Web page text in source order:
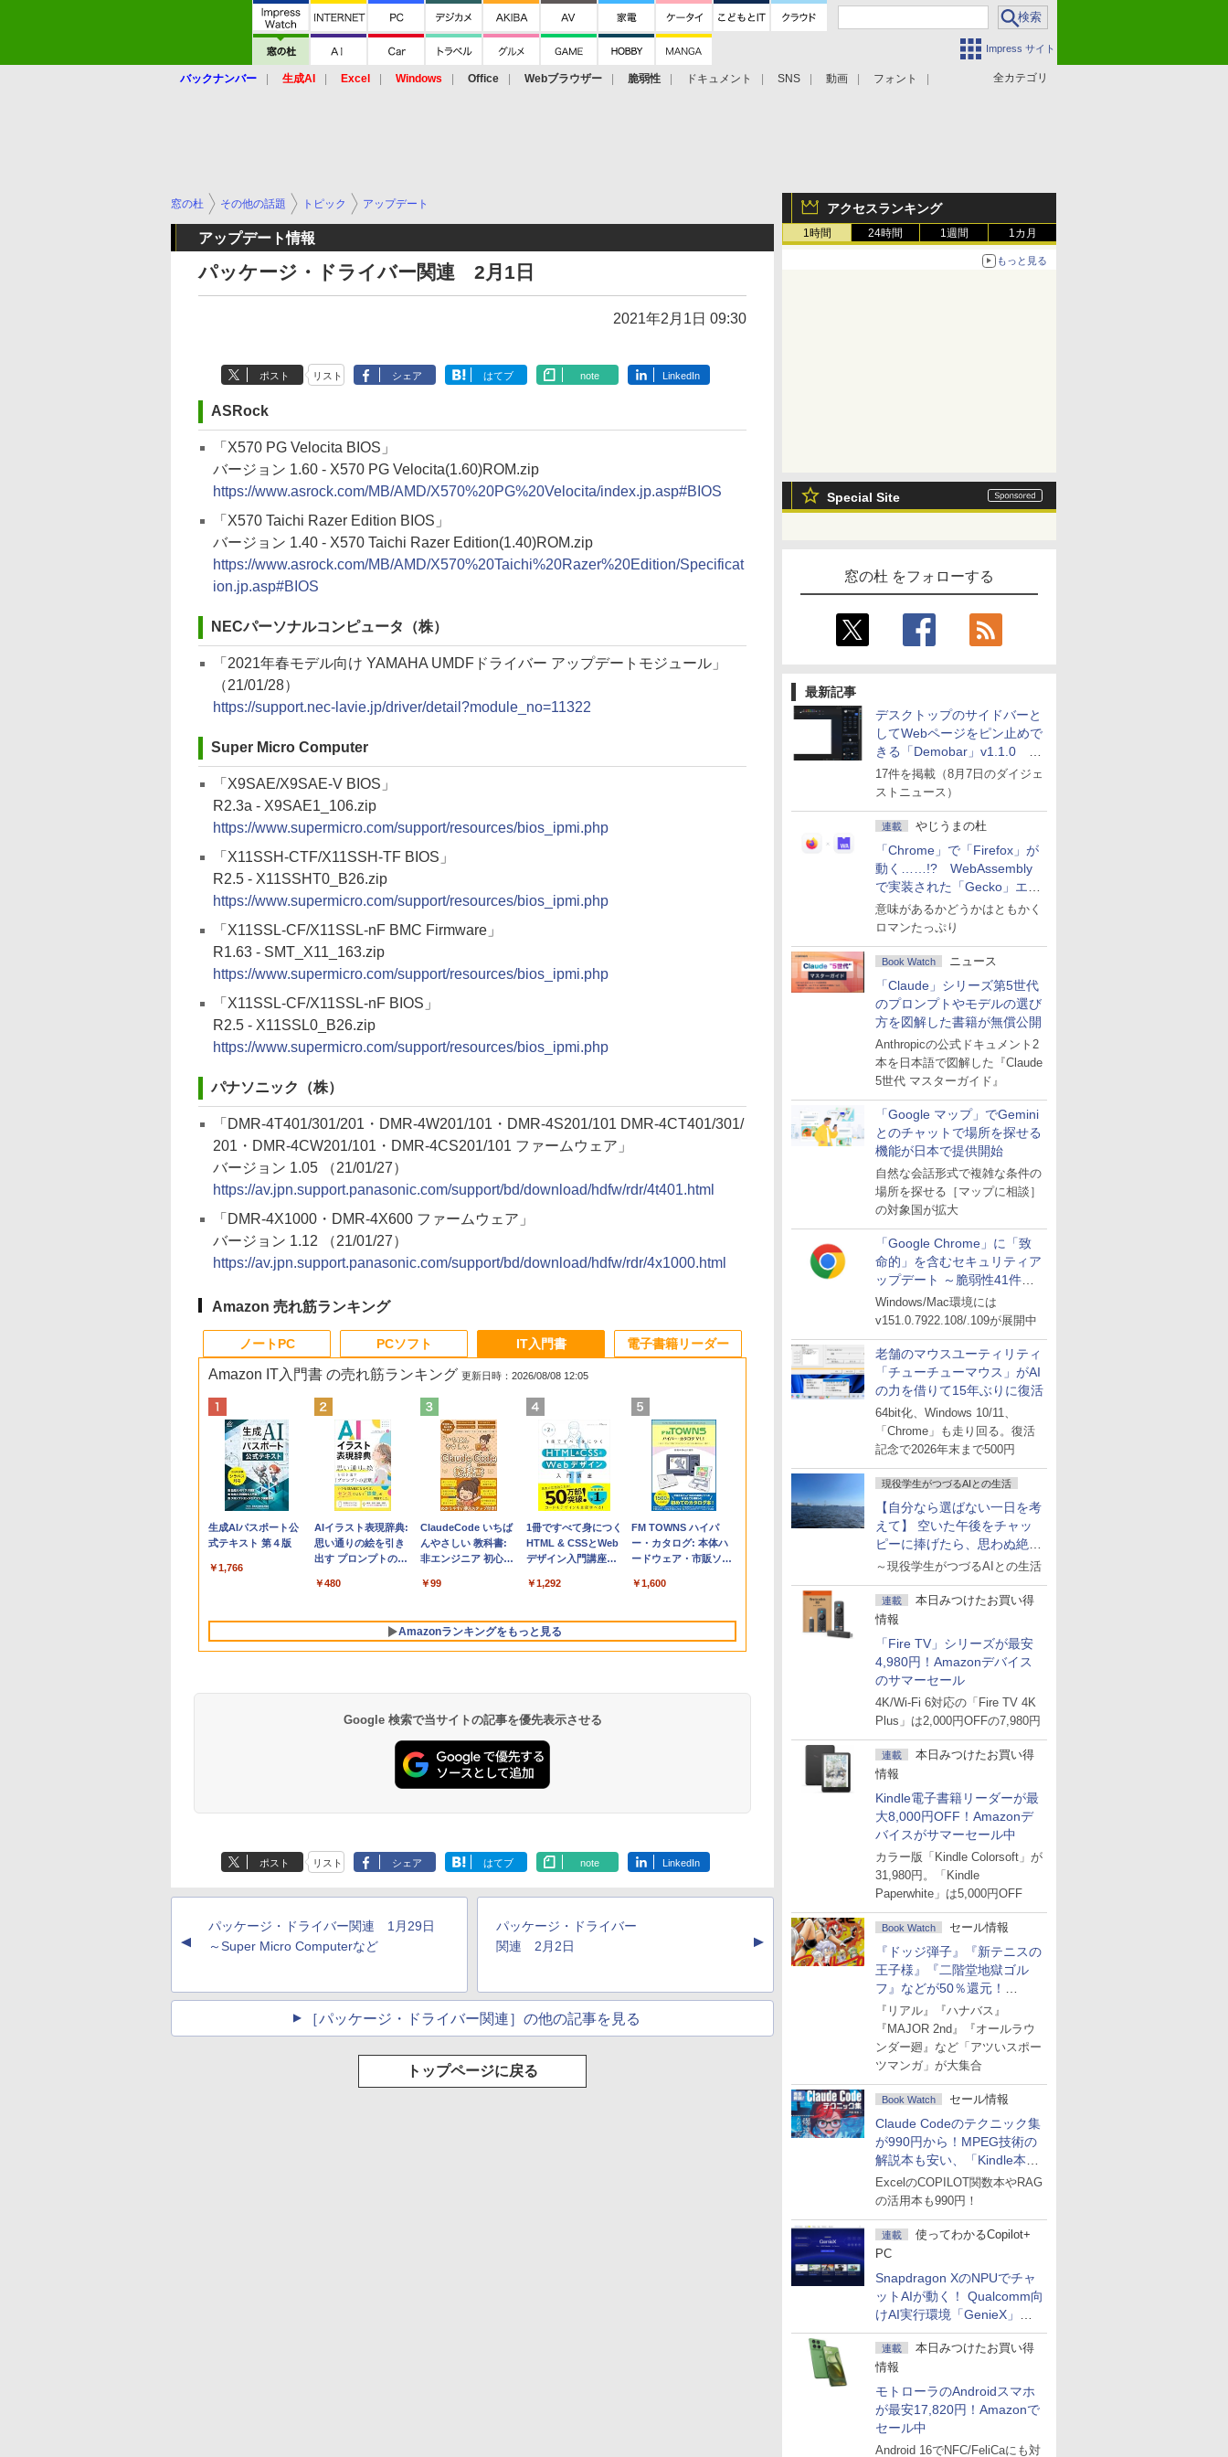
Impress サイト
全カテゴリ
バックナンバー 生成AI Excel Windows Office Webブラウザー 脆弱性 ドキュメント SNS 動画 フォント
アクセスランキング
1時間 24時間 1週間 1カ月
もっと見る
Special Site
窓の杜 をフォローする
最新記事
デスクトップのサイドバーと
してWebページをピン止めで
きる「Demobar」v1.1.0 ほ
か
17件を掲載（8月7日のダイジェ
ストニュース）
連載 やじうまの杜
「Chrome」で「Firefox」が
動く……!? WebAssembly
で実装された「Gecko」エン
ジン
意味があるかどうかはともかく
ロマンたっぷり
Book Watch ニュース
「Claude」シリーズ第5世代
のプロンプトやモデルの選び
方を図解した書籍が無償公開
Anthropicの公式ドキュメント2
本を日本語で図解した『Claude
5世代 マスターガイド』
「Google マップ」でGemini
とのチャットで場所を探せる
機能が日本で提供開始
自然な会話形式で複雑な条件の
場所を探せる［マップに相談］
の対象国が拡大
「Google Chrome」に「致
命的」を含むセキュリティア
ップデート ～脆弱性41件に
対処
Windows/Mac環境には
v151.0.7922.108/.109が展開中
老舗のマウスユーティリティ
「チューチューマウス」がAI
の力を借りて15年ぶりに復活
64bit化、Windows 10/11、
「Chrome」も走り回る。復活
記念で2026年末まで500円
現役学生がつづるAIとの生活
【自分なら選ばない一日を考
えて】 空いた午後をチャッ
ピーに捧げたら、思わぬ絶景
に出会った話
～現役学生がつづるAIとの生活
連載
本日みつけたお買い得
情報
「Fire TV」シリーズが最安
4,980円！Amazonデバイス
のサマーセール
4K/Wi-Fi 6対応の「Fire TV 4K
Plus」は2,000円OFFの7,980円
連載
本日みつけたお買い得
情報
Kindle電子書籍リーダーが最
大8,000円OFF！Amazonデ
バイスがサマーセール中
カラー版「Kindle Colorsoft」が
31,980円。「Kindle
Paperwhite」は5,000円OFF
Book Watch セール情報
『ドッジ弾子』『新テニスの
王子様』『二階堂地獄ゴル
フ』などが50％還元！
Amazonマンガ週末セール
『リアル』『ハナバス』
『MAJOR 2nd』『オールラウ
ンダー廻』など「アツいスポー
ツマンガ」が大集合
Book Watch セール情報
Claude Codeのテクニック集
が990円から！MPEG技術の
解説本も安い、「Kindle本サ
マーセール」第2弾開始！
ExcelのCOPILOT関数本やRAG
の活用本も990円！
連載
使ってわかるCopilot+
PC
Snapdragon XのNPUでチャ
ットAIが動く！ Qualcomm向
けAI実行環境「GenieX」を
試してみた
連載
本日みつけたお買い得
情報
モトローラのAndroidスマホ
が最安17,820円！Amazonで
セール中
Android 16でNFC/FeliCaにも対
窓の杜 その他の話題 トピック アップデート
アップデート情報
パッケージ・ドライバー関連 2月1日
2021年2月1日 09:30
ポスト リスト シェア はてブ note LinkedIn
ASRock
「X570 PG Velocita BIOS」
バージョン 1.60 - X570 PG Velocita(1.60)ROM.zip
https://www.asrock.com/MB/AMD/X570%20PG%20Velocita/index.jp.asp#BIOS
「X570 Taichi Razer Edition BIOS」
バージョン 1.40 - X570 Taichi Razer Edition(1.40)ROM.zip
https://www.asrock.com/MB/AMD/X570%20Taichi%20Razer%20Edition/Specificat
ion.jp.asp#BIOS
NECパーソナルコンピュータ（株）
「2021年春モデル向け YAMAHA UMDFドライバー アップデートモジュール」
（21/01/28）
https://support.nec-lavie.jp/driver/detail?module_no=11322
Super Micro Computer
「X9SAE/X9SAE-V BIOS」
R2.3a - X9SAE1_106.zip
https://www.supermicro.com/support/resources/bios_ipmi.php
「X11SSH-CTF/X11SSH-TF BIOS」
R2.5 - X11SSHT0_B26.zip
https://www.supermicro.com/support/resources/bios_ipmi.php
「X11SSL-CF/X11SSL-nF BMC Firmware」
R1.63 - SMT_X11_163.zip
https://www.supermicro.com/support/resources/bios_ipmi.php
「X11SSL-CF/X11SSL-nF BIOS」
R2.5 - X11SSL0_B26.zip
https://www.supermicro.com/support/resources/bios_ipmi.php
パナソニック（株）
「DMR-4T401/301/201・DMR-4W201/101・DMR-4S201/101 DMR-4CT401/301/
201・DMR-4CW201/101・DMR-4CS201/101 ファームウェア」
バージョン 1.05 （21/01/27）
https://av.jpn.support.panasonic.com/support/bd/download/hdfw/rdr/4t401.html
「DMR-4X1000・DMR-4X600 ファームウェア」
バージョン 1.12 （21/01/27）
https://av.jpn.support.panasonic.com/support/bd/download/hdfw/rdr/4x1000.html
Amazon 売れ筋ランキング
ノートPC
Apple 2026
MacBook Neo A18
ンチノートブック：
設計、Liquid Retina
ユニファイドメモ
tomtoc 360°保護
15.6 16インチ パソコ
ンケース Dell NEC
dynabook Lenovo
￥2,952
Apple 2026
MacBook Air M5チ
ップ搭載13インチノ
Apple Intelligence、
Retinaディスプレ
イ、16GBユニファイ
ドメモリ、1TB SSD
ド、Touch ID - シル
バー
￥261,414
【Amazon.co.jp限
定】 HP ノートパソ
コン 15-fd 15.6イン
512GB SSD インテ
￥129,800
FMV ノートパソコン
WE1-K3 (MS 365
Personal/Copilotキー
型/Core i5/16GB/SSD
FMVWK3E15W_AZ
￥139,880
PCソフト
Robloxギフトカード
- 800 Robux 【限定
を含む】 【オンライ
インコード版
Robloxギフトカード
- 1000 Robux 【限定
バーチャルアイテム
ンゲームコード】 ロ
ンコード版
￥1,600
Microsoft Office
Home & Business
2024(最新 永続版)|オ
版|Windows11、
￥39,582
Robloxギフトカード
- 2,000 Robux 【限
定バーチャルアイテ
インゲームコード】
ラインコード版
￥3,200
Windows版 |
Minecraft (マインクラ
フト): Java & Bedrock
ード版
￥3,600
IT入門書
Amazon IT入門書 の売れ筋ランキング 更新日時：2026/08/08 12:05
生成AIパスポート公
式テキスト 第４版
￥1,766
AIイラスト表現辞典:
思い通りの絵を引き
出す プロンプトの言
ズ (はぴーイラスト
￥480
ClaudeCode いちば
んやさしい 教科書:
非エンジニア 初心者
マニュアル AI副業に
もKindle出版にも！
非エンジニアのため
のAIコーディング入
￥99
1冊ですべて身につく
HTML & CSSとWeb
デザイン入門講座
￥1,292
FM TOWNS ハイパ
ー・カタログ: 本体ハ
ードウェア・市販ソフ
トリストと最新エミュ
￥1,600
Amazonランキングをもっと見る
電子書籍リーダー
7インチディスプレ
イ、色調調節ライ
テリー、広告なし、
￥22,980
ない、大きな画面で
読みやすい、6週間持
チディスプレイ電子
ック、16GB、広告な
し
￥16,980
ション (32GB) 7イン
チディスプレイ、明
調節ライト、12週間
告なし、メタリック
￥27,980
トレージ、防水、7イ
ンチカラーディスプ
ト、最大8週間持続バ
し、ブラック (2025
年発売)
￥31,980
インチカラーディスプ
レイ、64GBストレー
明るさ自動調整、色調
ムペン付き、グラファ
￥115,980
Google 検索で当サイトの記事を優先表示させる
ポスト リスト シェア はてブ note LinkedIn
▲
パッケージ・ドライバー関連 1月29日
～Super Micro Computerなど
パッケージ・ドライバー
関連 2月2日
▲
［パッケージ・ドライバー関連］の他の記事を見る
トップページに戻る